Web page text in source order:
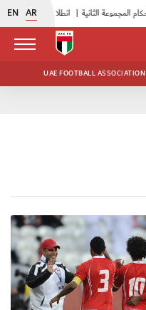
EN AR |
UAE FOOTBALL ASSOCIATION